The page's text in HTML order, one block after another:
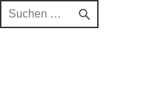
Suchen
nach: